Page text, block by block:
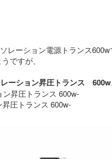
レーション電源トランス
ですが、
ーション昇圧トランス　
圧トランス 600w-